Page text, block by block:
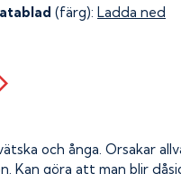
(färg): Ladda ned
och ånga. Orsakar
Kan göra att man blir